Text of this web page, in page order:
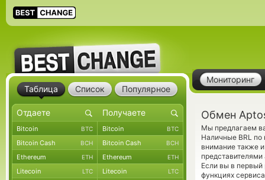
Мониторинг
Обмен
Мы предлагаем
Наличные BRL по
внимание также
Если вы в первый
функциях
Таблица Список Популярное
Bitcoin BTC Bitcoin BTC
Bitcoin Cash BCH Bitcoin Cash BCH
Ethereum ETH Ethereum ETH
Litecoin LTC Litecoin LTC